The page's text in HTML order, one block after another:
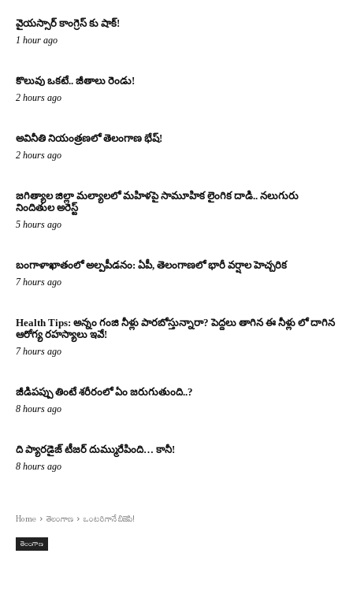
వైయస్సార్ కాంగ్రెస్ కు షాక్!
1 hour ago
కొలువు ఒకటే.. జీతాలు రెండు!
2 hours ago
అవినీతి నియంత్రణలో తెలంగాణ భేష్!
2 hours ago
జగిత్యాల జిల్లా మల్యాలలో మహిళపై సామూహిక లైంగిక దాడి.. నలుగురు
నిందితుల అరెస్ట్
5 hours ago
బంగాళాఖాతంలో అల్పపీడనం: ఏపీ, తెలంగాణలో భారీ వర్షాల హెచ్చరిక
7 hours ago
Health Tips: అన్నం గంజి నీళ్లు పారబోస్తున్నారా? పెద్దలు తాగిన ఈ నీళ్లు లో దాగిన
ఆరోగ్య రహస్యాలు ఇవే!
7 hours ago
జీడిపప్పు తింటే శరీరంలో ఏం జరుగుతుంది..?
8 hours ago
ది ప్యారడైజ్ టీజర్ దుమ్మురేపింది… కానీ!
8 hours ago